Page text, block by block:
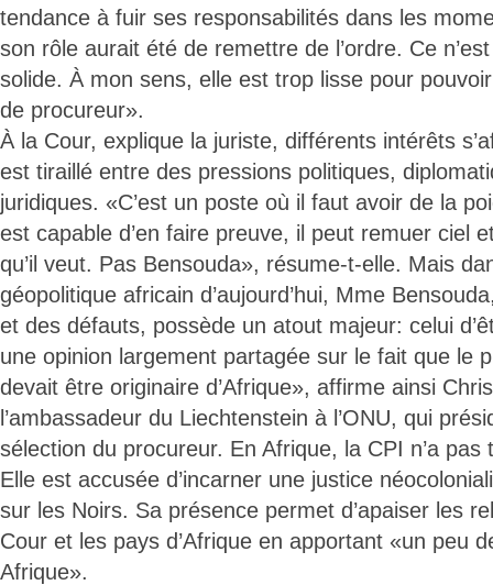
tendance à fuir ses responsabilités dans les
son rôle aurait été de remettre de l’ordre. Ce
solide. À mon sens, elle est trop lisse pour
de procureur».
À la Cour, explique la juriste, différents intérêts
est tiraillé entre des pressions politiques,
juridiques. «C’est un poste où il faut avoir de la
est capable d’en faire preuve, il peut remuer ciel
qu’il veut. Pas Bensouda», résume-t-elle. Mais
géopolitique africain d’aujourd’hui, Mme
et des défauts, possède un atout majeur: celui
une opinion largement partagée sur le fait que le
devait être originaire d’Afrique», affirme ainsi
l’ambassadeur du Liechtenstein à l’ONU, qui
sélection du procureur. En Afrique, la CPI n’a
Elle est accusée d’incarner une justice
sur les Noirs. Sa présence permet d’apaiser les
Cour et les pays d’Afrique en apportant «un peu
Afrique».